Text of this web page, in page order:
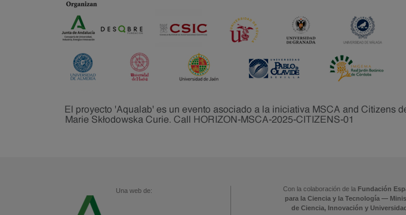
Una web de: Con la colaboración de la Fundación
para la Ciencia y la Tecnología —
de Ciencia, Innovación y